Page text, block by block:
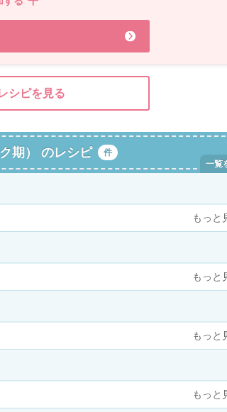
シピを見る
期） のレシピ 件
もっと
もっと
もっと
もっと